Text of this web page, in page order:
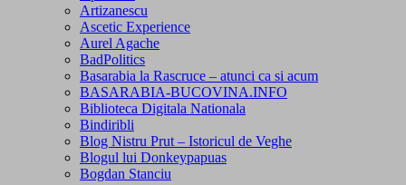
Artizanescu
Ascetic Experience
Aurel Agache
BadPolitics
Basarabia la Rascruce – atunci ca si acum
BASARABIA-BUCOVINA.INFO
Biblioteca Digitala Nationala
Bindiribli
Blog Nistru Prut – Istoricul de Veghe
Blogul lui Donkeypapuas
Bogdan Stanciu